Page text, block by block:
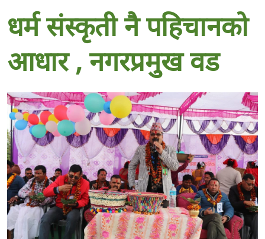
धर्म संस्कृती नै पहिचानको
आधार , नगरप्रमुख वड